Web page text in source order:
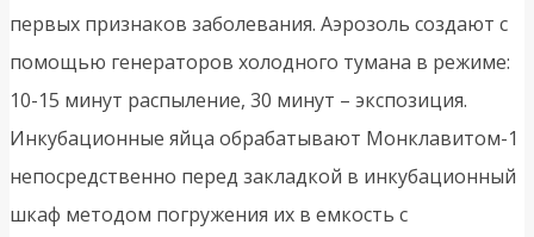
первых признаков заболевания. Аэрозоль создают с
помощью генераторов холодного тумана в режиме:
10-15 минут распыление, 30 минут – экспозиция.
Инкубационные яйца обрабатывают Монклавитом-1
непосредственно перед закладкой в инкубационный
шкаф методом погружения их в емкость с